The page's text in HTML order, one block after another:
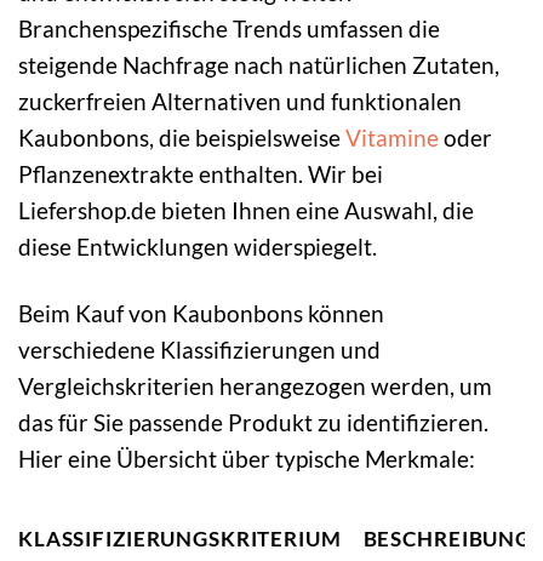
Branchenspezifische Trends umfassen die
steigende Nachfrage nach natürlichen Zutaten,
zuckerfreien Alternativen und funktionalen
Kaubonbons, die beispielsweiseVitamineoder
Pflanzenextrakte enthalten. Wir bei
Liefershop.de bieten Ihnen eine Auswahl, die
diese Entwicklungen widerspiegelt.
Beim Kauf von Kaubonbons können
verschiedene Klassifizierungen und
Vergleichskriterien herangezogen werden, um
das für Sie passende Produkt zu identifizieren.
Hier eine Übersicht über typische Merkmale:
KLASSIFIZIERUNGSKRITERIUM BESCHREIBUNG